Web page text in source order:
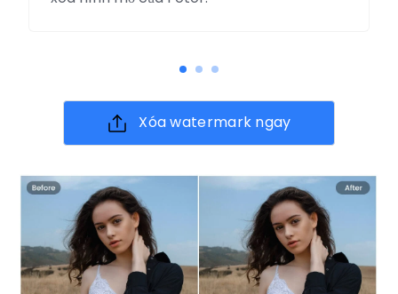
Xóa watermark ngay